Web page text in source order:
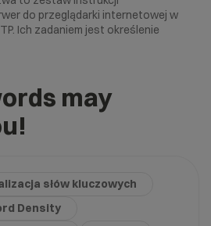
do przeglądarki internetowej w
Ich zadaniem jest określenie
may
słów kluczowych
Density